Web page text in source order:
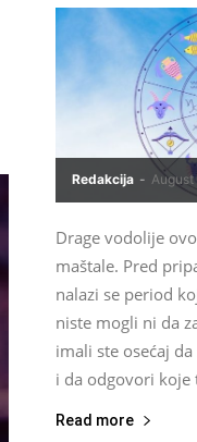
Redakcija -
Drage vodolije
maštale. Pred
nalazi se period
niste mogli ni da
imali ste osećaj
i da odgovori koje
Read more